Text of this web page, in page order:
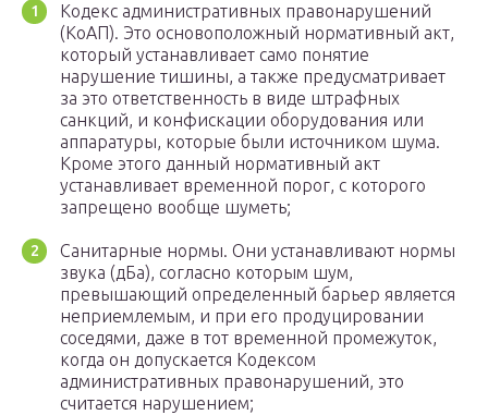
Кодекс административных правонарушений
(КоАП). Это основоположный нормативный акт,
который устанавливает само понятие
нарушение тишины, а также предусматривает
за это ответственность в виде штрафных
санкций, и конфискации оборудования или
аппаратуры, которые были источником шума.
Кроме этого данный нормативный акт
устанавливает временной порог, с которого
запрещено вообще шуметь;
Санитарные нормы. Они устанавливают нормы
звука (дБа), согласно которым шум,
превышающий определенный барьер является
неприемлемым, и при его продуцировании
соседями, даже в тот временной промежуток,
когда он допускается Кодексом
административных правонарушений, это
считается нарушением;